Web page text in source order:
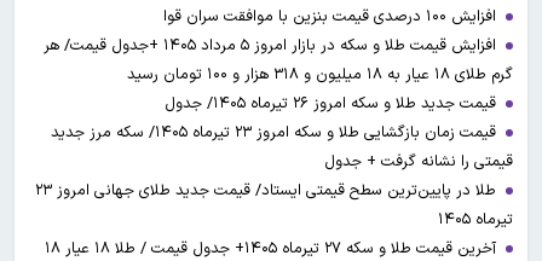
افزایش ۱۰۰ درصدی قیمت بنزین با موافقت سران قوا
افزایش قیمت طلا و سکه در بازار امروز ۵ مرداد ۱۴۰۵ +جدول قیمت/ هر
گرم طلای ۱۸ عیار به ۱۸ میلیون و ۳۱۸ هزار و ۱۰۰ تومان رسید
قیمت جدید طلا و سکه امروز ۲۶ تیرماه ۱۴۰۵/ جدول
قیمت زمان بازگشایی طلا و سکه امروز ۲۳ تیرماه ۱۴۰۵/ سکه مرز جدید
قیمتی را نشانه گرفت + جدول
طلا در پایین‌ترین سطح قیمتی ایستاد/ قیمت جدید طلای جهانی امروز ۲۳
تیرماه ۱۴۰۵
آخرین قیمت طلا و سکه ۲۷ تیرماه ۱۴۰۵+ جدول قیمت / طلا ۱۸ عیار ۱۸